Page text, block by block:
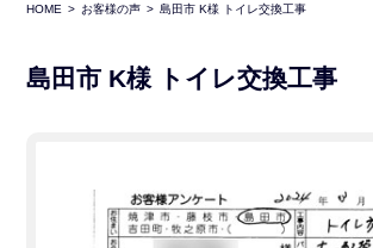
HOME お客様の声 島田市 K様 トイレ交換工事
島田市 K様 トイレ交換工事